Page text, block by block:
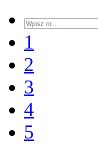
1
2
3
4
5